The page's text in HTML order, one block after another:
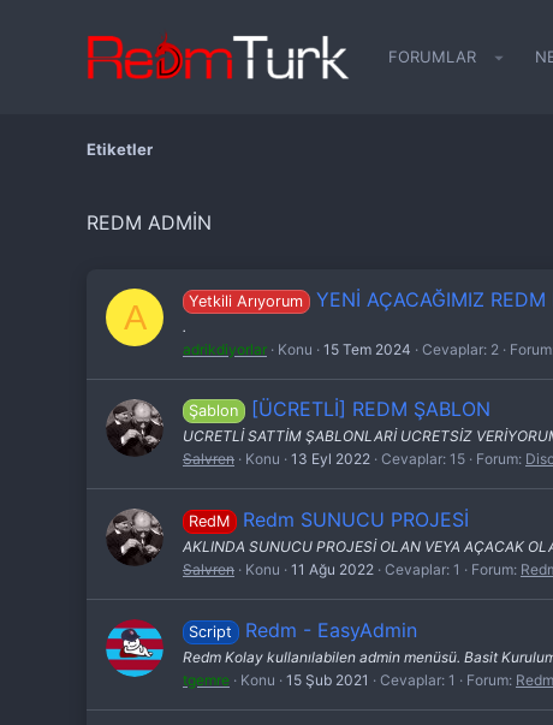
FORUMLAR
Etiketler
REDM ADMIN
A Yetkili Arıyorum YENİ AÇACAĞIMIZ
.
adrikdiyorlar
Konu 15 Tem 2024 Cevaplar: 2
Şablon [ÜCRETLİ] REDM ŞABLON
UCRETLİ SATTİM ŞABLONLARİ UCRETSİZ
Salvren
Konu 13 Eyl 2022 Cevaplar: 15 Forum:
RedM Redm SUNUCU PROJESİ
AKLINDA SUNUCU PROJESİ OLAN VEYA AÇACAK
Salvren
Konu 11 Ağu 2022 Cevaplar: 1 Forum:
Script Redm - EasyAdmin
Redm Kolay kullanılabilen admin menüsü. Basit
tgemre
Konu 15 Şub 2021 Cevaplar: 1 Forum: